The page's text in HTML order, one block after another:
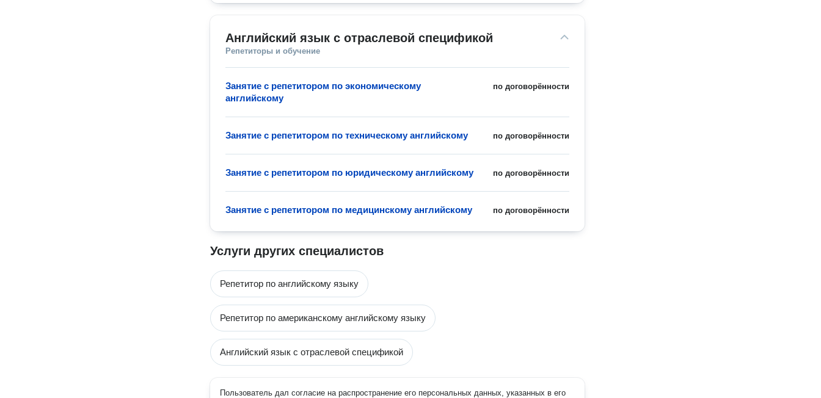
Английский язык с отраслевой спецификой
Репетиторы и обучение
по договорённости
Занятие с репетитором по экономическому
английскому
по договорённости
Занятие с репетитором по техническому английскому
по договорённости
Занятие с репетитором по юридическому английскому
по договорённости
Занятие с репетитором по медицинскому английскому
Услуги других специалистов
Репетитор по английскому языку
Репетитор по американскому английскому языку
Английский язык с отраслевой спецификой
Пользователь дал согласие на распространение его персональных данных, указанных в его